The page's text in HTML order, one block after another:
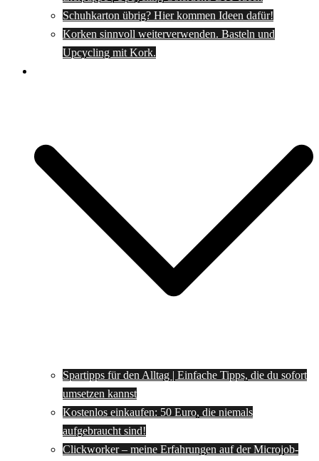
Schuhkarton übrig? Hier kommen Ideen dafür!
Korken sinnvoll weiterverwenden. Basteln und
Upcycling mit Kork.
Spartipps für den Alltag | Einfache Tipps, die du sofort
umsetzen kannst
Kostenlos einkaufen: 50 Euro, die niemals
aufgebraucht sind!
Clickworker – meine Erfahrungen auf der Microjob-